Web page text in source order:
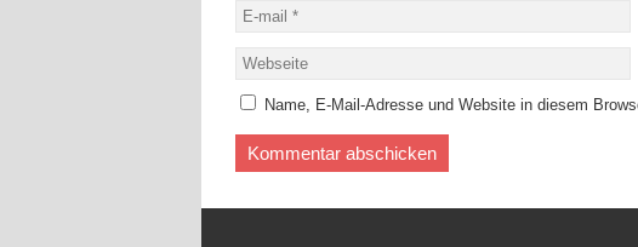
Name, E-Mail-Adresse und Website in diesem